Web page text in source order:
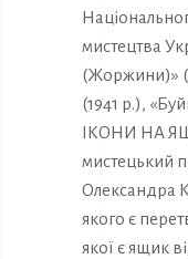
мистецтва
(Жоржини)»
(1941 р.),
ІКОНИ НА
мистецький
Олександра
якого є
якої є ящик